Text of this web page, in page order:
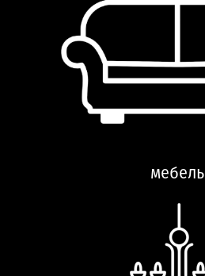
мебель